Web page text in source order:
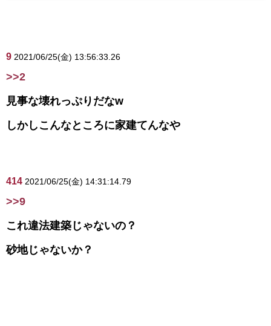
9 2021/06/25(金) 13:56:33.26
>>2
見事な壊れっぷりだなw
しかしこんなところに家建てんなや
414 2021/06/25(金) 14:31:14.79
>>9
これ違法建築じゃないの？
砂地じゃないか？